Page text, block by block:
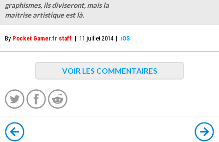
graphismes, ils diviseront, mais la
maitrise artistique est là.
By Pocket Gamer.fr staff | 11 juillet 2014 | iOS
VOIR LES COMMENTAIRES